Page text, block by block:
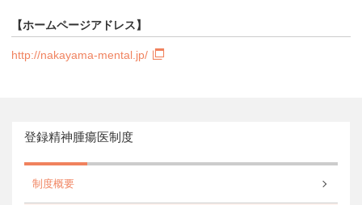
【ホームページアドレス】
http://nakayama-mental.jp/
登録精神腫瘍医制度
制度概要